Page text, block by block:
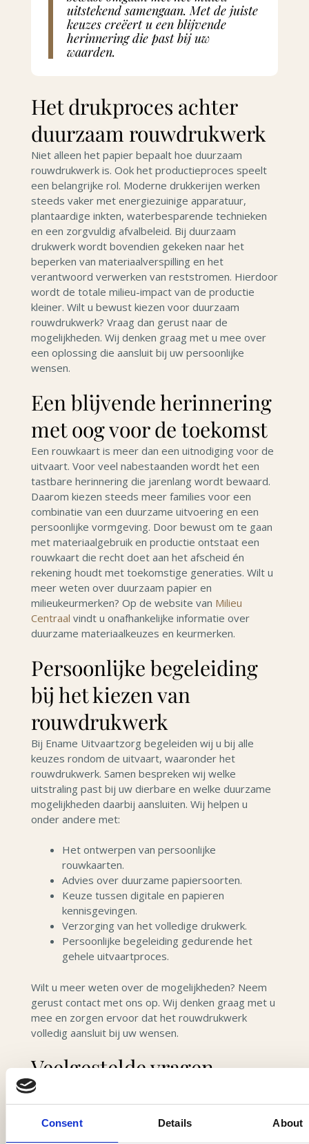
Consent Details About
uitstekend samengaan. Met de juiste
keuzes creëert u een blijvende
herinnering die past bij uw
waarden.
Het drukproces achter
duurzaam rouwdrukwerk
Niet alleen het papier bepaalt hoe duurzaam
rouwdrukwerk is. Ook het productieproces speelt
een belangrijke rol. Moderne drukkerijen werken
steeds vaker met energiezuinige apparatuur,
plantaardige inkten, waterbesparende technieken
en een zorgvuldig afvalbeleid. Bij duurzaam
drukwerk wordt bovendien gekeken naar het
beperken van materiaalverspilling en het
verantwoord verwerken van reststromen. Hierdoor
wordt de totale milieu-impact van de productie
kleiner. Wilt u bewust kiezen voor duurzaam
rouwdrukwerk? Vraag dan gerust naar de
mogelijkheden. Wij denken graag met u mee over
een oplossing die aansluit bij uw persoonlijke
wensen.
Een blijvende herinnering
met oog voor de toekomst
Een rouwkaart is meer dan een uitnodiging voor de
uitvaart. Voor veel nabestaanden wordt het een
tastbare herinnering die jarenlang wordt bewaard.
Daarom kiezen steeds meer families voor een
combinatie van een duurzame uitvoering en een
persoonlijke vormgeving. Door bewust om te gaan
met materiaalgebruik en productie ontstaat een
rouwkaart die recht doet aan het afscheid én
rekening houdt met toekomstige generaties. Wilt u
meer weten over duurzaam papier en
milieukeurmerken? Op de website van Milieu
Centraal vindt u onafhankelijke informatie over
duurzame materiaalkeuzes en keurmerken.
Persoonlijke begeleiding
bij het kiezen van
rouwdrukwerk
Bij Ename Uitvaartzorg begeleiden wij u bij alle
keuzes rondom de uitvaart, waaronder het
rouwdrukwerk. Samen bespreken wij welke
uitstraling past bij uw dierbare en welke duurzame
mogelijkheden daarbij aansluiten. Wij helpen u
onder andere met:
Het ontwerpen van persoonlijke
rouwkaarten.
Advies over duurzame papiersoorten.
Keuze tussen digitale en papieren
kennisgevingen.
Verzorging van het volledige drukwerk.
Persoonlijke begeleiding gedurende het
gehele uitvaartproces.
Wilt u meer weten over de mogelijkheden? Neem
gerust contact met ons op. Wij denken graag met u
mee en zorgen ervoor dat het rouwdrukwerk
volledig aansluit bij uw wensen.
Veelgestelde vragen